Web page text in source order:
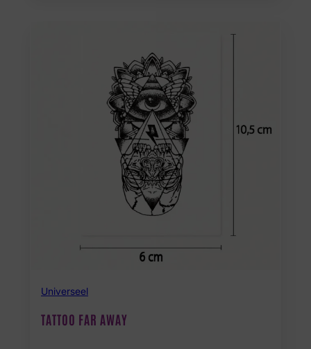
Universeel
TATTOO FAR AWAY